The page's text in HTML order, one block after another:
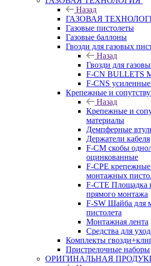
Назад
ГАЗОВАЯ
Газовые пистолеты
Газовые баллоны
Гвозди для газовых
Назад
Гвозди для
F-CN BULLETS
F-CNS
Крепежные и
Назад
Крепежные и
материалы
Демпферные
Держатели кабеля
F-CM скобы
оцинкованные
F-CPE
монтажных
F-CTE Площадка
прямого монтажа
F-SW Шайба для
пистолета
Монтажная лента
Средства для
Комплекты
Пристрелочные наборы
ОРИГИНАЛЬНАЯ